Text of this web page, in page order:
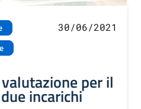
30/06/2021
per il
incarichi